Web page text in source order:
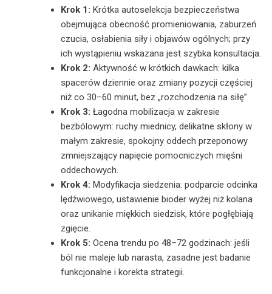
Krok 1: Krótka autoselekcja bezpieczeństwa
obejmująca obecność promieniowania, zaburzeń
czucia, osłabienia siły i objawów ogólnych; przy
ich wystąpieniu wskazana jest szybka konsultacja.
Krok 2: Aktywność w krótkich dawkach: kilka
spacerów dziennie oraz zmiany pozycji częściej
niż co 30–60 minut, bez „rozchodzenia na siłę”.
Krok 3: Łagodna mobilizacja w zakresie
bezbólowym: ruchy miednicy, delikatne skłony w
małym zakresie, spokojny oddech przeponowy
zmniejszający napięcie pomocniczych mięśni
oddechowych.
Krok 4: Modyfikacja siedzenia: podparcie odcinka
lędźwiowego, ustawienie bioder wyżej niż kolana
oraz unikanie miękkich siedzisk, które pogłębiają
zgięcie.
Krok 5: Ocena trendu po 48–72 godzinach: jeśli
ból nie maleje lub narasta, zasadne jest badanie
funkcjonalne i korekta strategii.